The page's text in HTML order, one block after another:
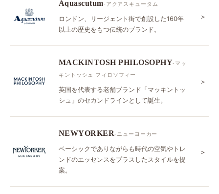
Aquascutum-アクアスキュータム
ロンドン、リージェント街で創設した160年
以上の歴史をもつ伝統のブランド。
＞
MACKINTOSH PHILOSOPHY-マッ
キントッシュ フィロソフィー
英国を代表する老舗ブランド「マッキントッ
シュ」のセカンドラインとして誕生。
＞
NEWYORKER-ニューヨーカー
ベーシックでありながらも時代の空気やトレ
ンドのエッセンスをプラスしたスタイルを提
案。
＞